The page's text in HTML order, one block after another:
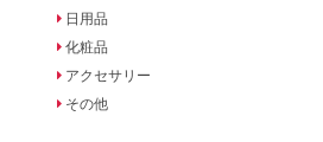
日用品
化粧品
アクセサリー
その他